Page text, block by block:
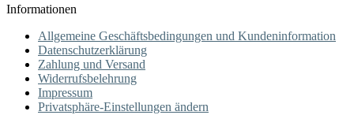
Informationen
Allgemeine Geschäftsbedingungen und Kundeninformation
Datenschutzerklärung
Zahlung und Versand
Widerrufsbelehrung
Impressum
Privatsphäre-Einstellungen ändern